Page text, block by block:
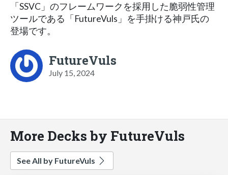
「SSVC」のフレームワークを採用した脆弱性管理
ツールである「FutureVuls」を手掛ける神戸氏の
登場です。
FutureVuls
July 15, 2024
More Decks by FutureVuls
See All by FutureVuls